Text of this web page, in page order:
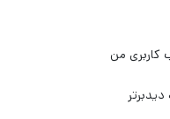
کاربری من
دیدبرتر